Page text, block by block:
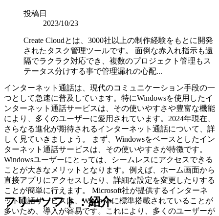
インターネット通話は、現代のコミュニケーション手段の一
つとして急速に普及しています。特にWindowsを使用したイ
ンターネット通話サービスは、その使いやすさや豊富な機能
により、多くのユーザーに愛用されています。2024年現在、
さらなる進化が期待されるインターネット通話について、詳
しく見ていきましょう。 まず、Windowsをベースとしたイン
ターネット通話サービスは、その使いやすさが特徴です。
Windowsユーザーにとっては、シームレスにアクセスできる
ことが大きなメリットとなります。例えば、ホーム画面から
直接アプリにアクセスしたり、詳細な設定を変更したりする
ことが簡単に行えます。 Microsoft社が提供するインターネ
ット通話サービスは、Windowsに標準搭載されていることが
多いため、導入が容易です。これにより、多くのユーザーが
投稿日
2023/10/23
Create Cloudとは、3000社以上の制作経験をもとに開発
されたタスク管理ツールです。 面倒な赤入れ指示も遠
隔でラクラク対応でき、複数のプロジェクト管理もス
テータス分けする事で管理漏れの心配...
フリーソフト：紹介